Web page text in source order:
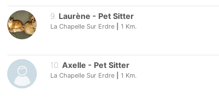
9 Laurène - Pet Sitter
La Chapelle Sur Erdre 1 Km.
10. Axelle - Pet Sitter
La Chapelle Sur Erdre 1 Km.